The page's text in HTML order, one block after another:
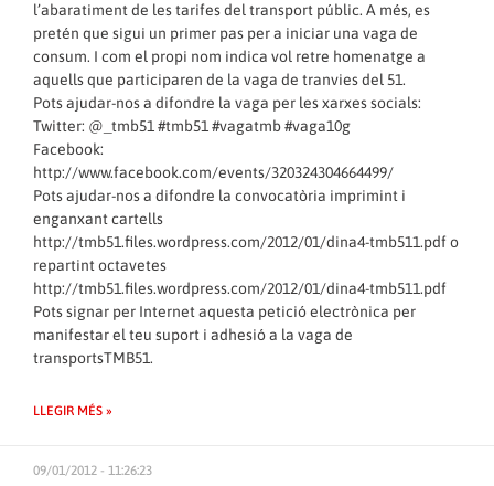
l’abaratiment de les tarifes del transport públic. A més, es
pretén que sigui un primer pas per a iniciar una vaga de
consum. I com el propi nom indica vol retre homenatge a
aquells que participaren de la vaga de tranvies del 51.
Pots ajudar-nos a difondre la vaga per les xarxes socials:
Twitter: @_tmb51 #tmb51 #vagatmb #vaga10g
Facebook:
http://www.facebook.com/events/320324304664499/
Pots ajudar-nos a difondre la convocatòria imprimint i
enganxant cartells
http://tmb51.files.wordpress.com/2012/01/dina4-tmb511.pdfo
repartint octavetes
http://tmb51.files.wordpress.com/2012/01/dina4-tmb511.pdf
Pots signar per Internet aquesta petició electrònica per
manifestar el teu suport i adhesió a la vaga de
transportsTMB51.
LLEGIR MÉS »
09/01/2012 - 11:26:23